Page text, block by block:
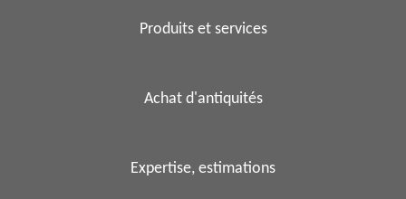
Produits et services
Achat d'antiquités
Expertise, estimations